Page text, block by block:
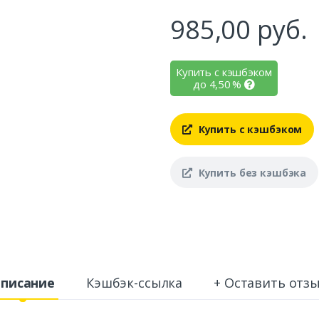
985,00 руб.
Купить с кэшбэком
до 4,50%
Купить с кэшбэком
Купить без кэшбэка
Кэшбэк-ссылка + Оставить